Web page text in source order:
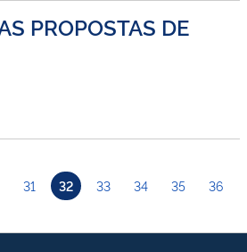
PROPOSTAS DE
31 32 33 34 35 36